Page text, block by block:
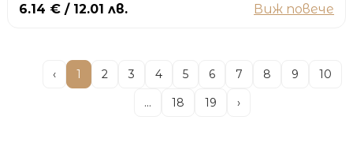
6.14 € / 12.01 лв. Виж повече
‹ 1 2 3 4 5 6 7 8 9
10
...
18 19 ›